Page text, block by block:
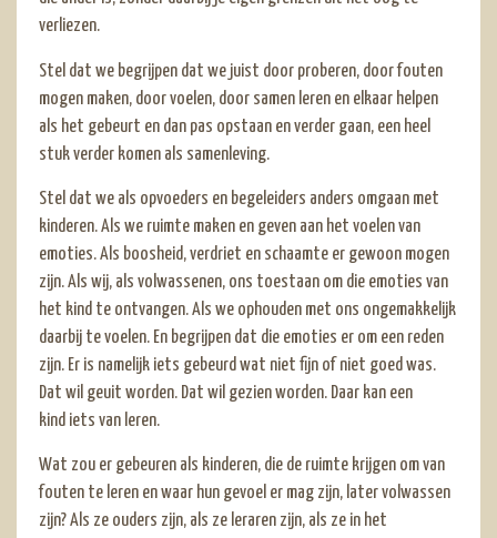
verliezen.
Stel dat we begrijpen dat we juist door proberen, door fouten
mogen maken, door voelen, door samen leren en elkaar helpen
als het gebeurt en dan pas opstaan en verder gaan, een heel
stuk verder komen als samenleving.
Stel dat we als opvoeders en begeleiders anders omgaan met
kinderen. Als we ruimte maken en geven aan het voelen van
emoties. Als boosheid, verdriet en schaamte er gewoon mogen
zijn. Als wij, als volwassenen, ons toestaan om die emoties van
het kind te ontvangen. Als we ophouden met ons ongemakkelijk
daarbij te voelen. En begrijpen dat die emoties er om een reden
zijn. Er is namelijk iets gebeurd wat niet fijn of niet goed was.
Dat wil geuit worden. Dat wil gezien worden. Daar kan een
kind iets van leren.
Wat zou er gebeuren als kinderen, die de ruimte krijgen om van
fouten te leren en waar hun gevoel er mag zijn, later volwassen
zijn? Als ze ouders zijn, als ze leraren zijn, als ze in het